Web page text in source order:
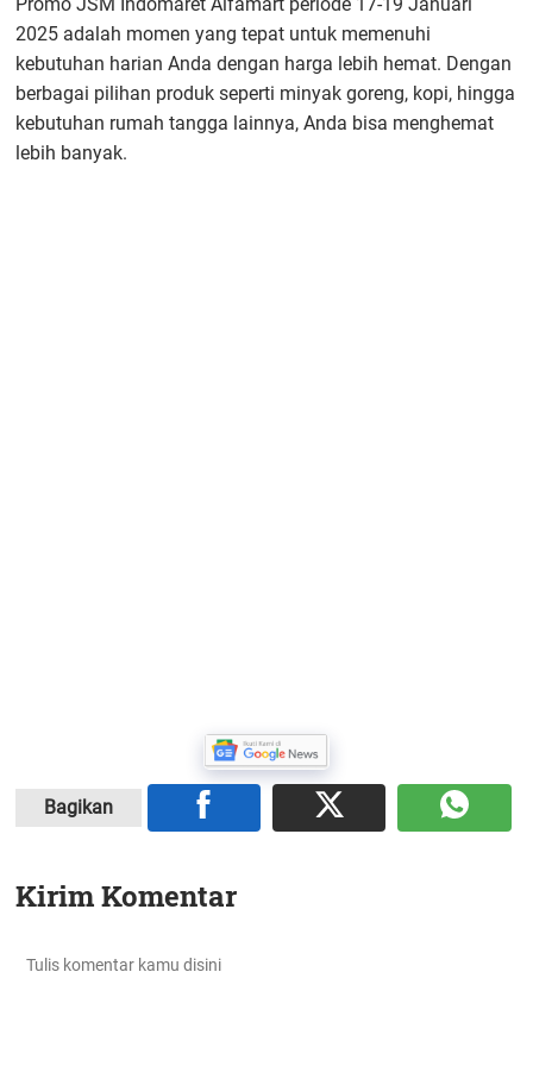
2025 adalah momen yang tepat untuk memenuhi
kebutuhan harian Anda dengan harga lebih hemat. Dengan
berbagai pilihan produk seperti minyak goreng, kopi, hingga
kebutuhan rumah tangga lainnya, Anda bisa menghemat
lebih banyak.
Bagikan
Kirim Komentar